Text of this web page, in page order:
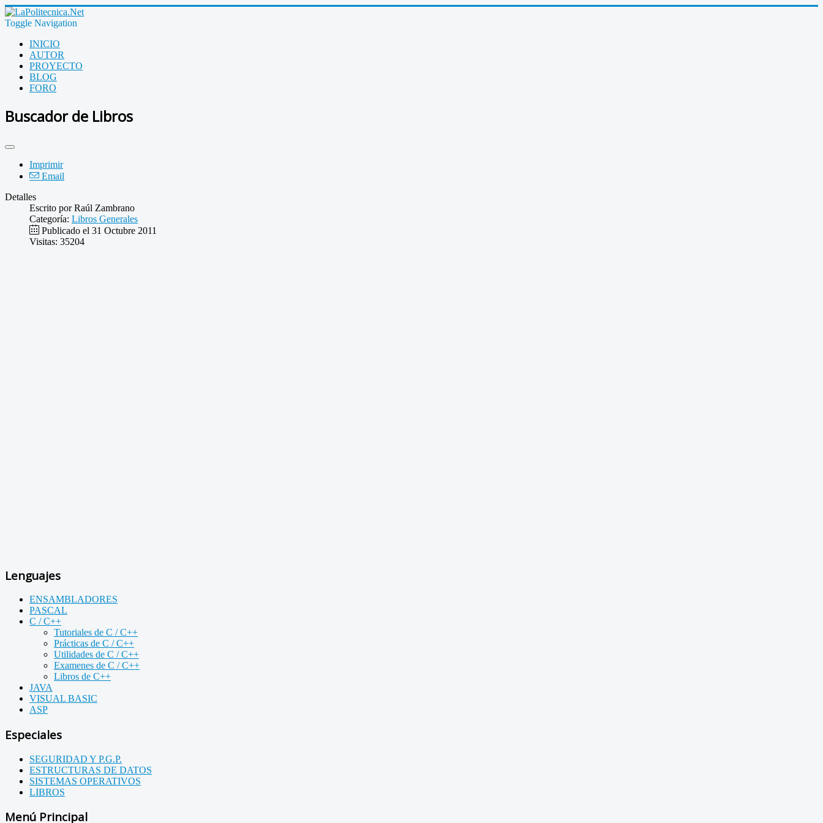
Toggle Navigation
INICIO
AUTOR
PROYECTO
BLOG
FORO
Buscador de Libros
Imprimir
Email
Detalles
Escrito porRaúl Zambrano
Categoría: Libros Generales
Publicado el 31 Octubre 2011
Visitas: 35204
Lenguajes
ENSAMBLADORES
PASCAL
C / C++
Tutoriales de C / C++
Prácticas de C / C++
Utilidades de C / C++
Examenes de C / C++
Libros de C++
JAVA
VISUAL BASIC
ASP
Especiales
SEGURIDAD Y P.G.P.
ESTRUCTURAS DE DATOS
SISTEMAS OPERATIVOS
LIBROS
Menú Principal